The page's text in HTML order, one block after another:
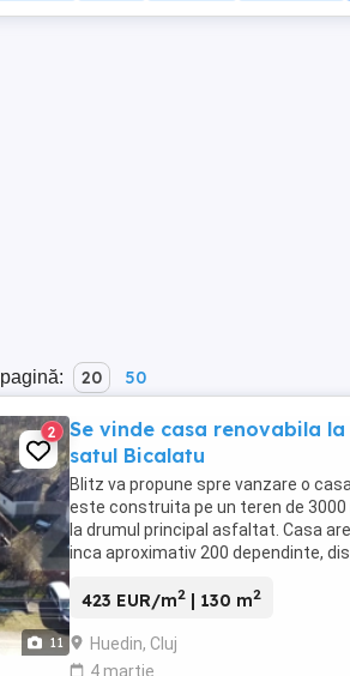
20 50
11
2
Se vinde casa renovabila
satul Bicalatu
Blitz va propune spre vanzare o
este construita pe un teren de
la drumul principal asfaltat. Casa
inca aproximativ 200 dependinte,
423 EUR/m2 | 130 m2
Huedin, Cluj
4 martie